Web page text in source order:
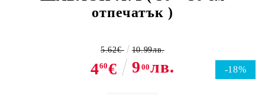
отпечатък )
-18%
460€ 9 00лв.
5.62€ 10.99лв.